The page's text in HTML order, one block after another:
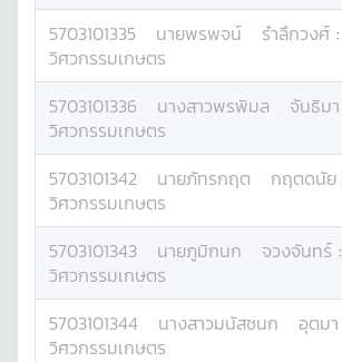
5703101335 นายพรพจน์ รำลึกวงศ์ :
วิศวกรรมเกษตร
5703101336 นางสาวพรพิมล จันธิมา
วิศวกรรมเกษตร
5703101342 นายภัทรกฤต กฤตดนัย
วิศวกรรมเกษตร
5703101343 นายภูมิกนก จวงจันทร์ :
วิศวกรรมเกษตร
5703101344 นางสาวมนัสชนก อุตมา
วิศวกรรมเกษตร